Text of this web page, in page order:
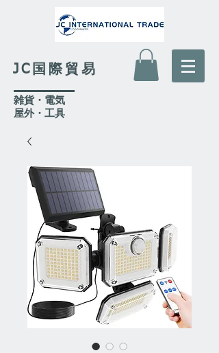
JC国際貿易
​雑貨・電気
​屋外・工具